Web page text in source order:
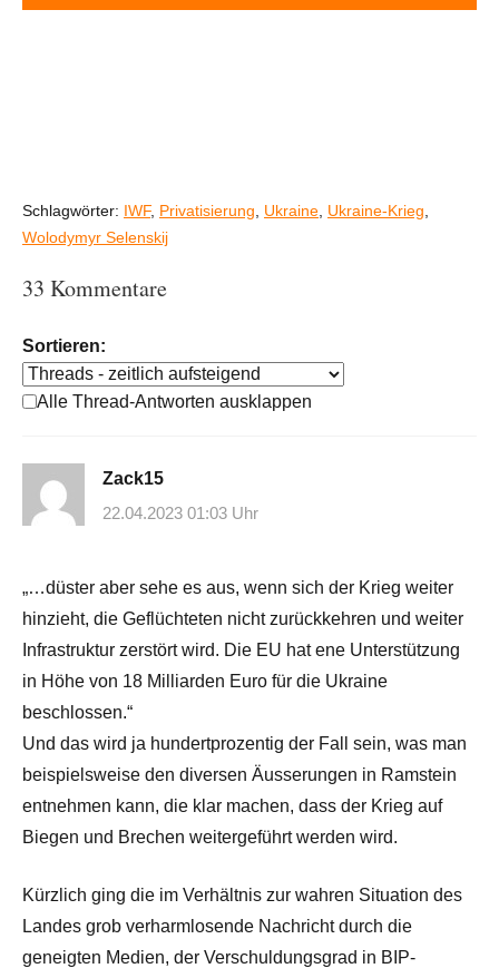
Schlagwörter: IWF, Privatisierung Ukraine Ukraine-Krieg
Wolodymyr Selenskij
33 Kommentare
Sortieren:
Alle Thread-Antworten ausklappen
Zack15
22.04.2023 01:03 Uhr
„…düster aber sehe es aus, wenn sich der Krieg weiter
hinzieht, die Geflüchteten nicht zurückkehren und weiter
Infrastruktur zerstört wird. Die EU hat ene Unterstützung
in Höhe von 18 Milliarden Euro für die Ukraine
beschlossen.“
Und das wird ja hundertprozentig der Fall sein, was man
beispielsweise den diversen Äusserungen in Ramstein
entnehmen kann, die klar machen, dass der Krieg auf
Biegen und Brechen weitergeführt werden wird.
Kürzlich ging die im Verhältnis zur wahren Situation des
Landes grob verharmlosende Nachricht durch die
geneigten Medien, der Verschuldungsgrad in BIP-